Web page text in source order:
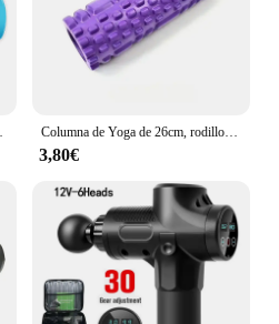
Columna de Yoga de 26cm, rodillo de espuma para gimnasio, Fitness, Pilates, ejercicio, rodillo de masaje de espalda, ladrillo de Yoga, equipo de Fitness para el hogar
3,80€